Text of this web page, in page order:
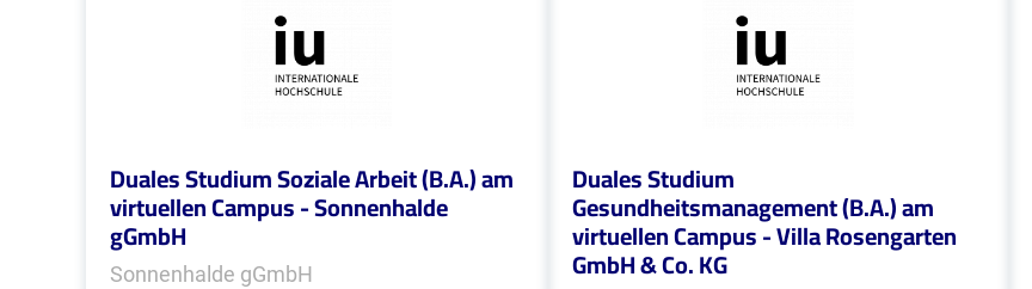
Duales Studium Soziale Arbeit (B.A.) am
virtuellen Campus - Sonnenhalde
gGmbH
Sonnenhalde gGmbH
Duales Studium
Gesundheitsmanagement (B.A.) am
virtuellen Campus - Villa Rosengarten
GmbH & Co. KG